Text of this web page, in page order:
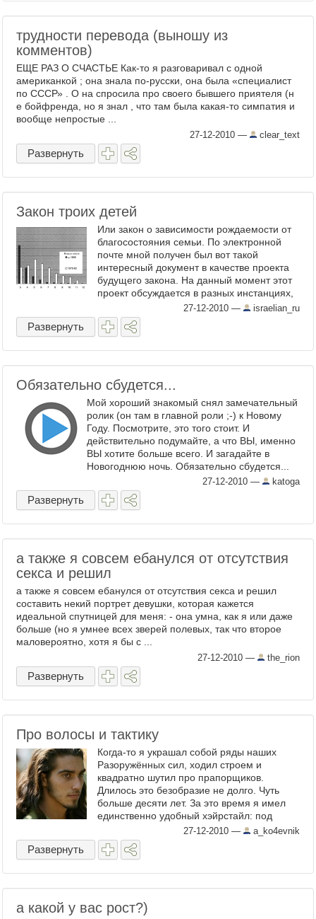
трудности перевода (выношу из
комментов)
ЕЩЕ РАЗ О СЧАСТЬЕ Как-то я разговаривал с одной
американкой ; она знала по-русски, она была «специалист
по СССР» . О на спросила про своего бывшего приятеля (н
е бойфренда, но я знал , что там была какая-то симпатия и
вообще непростые ...
27-12-2010 — clear_text
Развернуть
Закон троих детей
Или закон о зависимости рождаемости от
благосостояния семьи. По электронной
почте мной получен был вот такой
интересный документ в качестве проекта
будущего закона. На данный момент этот
проект обсуждается в разных инстанциях,
27-12-2010 — israelian_ru
Развернуть
Обязательно сбудется...
Мой хороший знакомый снял замечательный
ролик (он там в главной роли ;-) к Новому
Году. Посмотрите, это того стоит. И
действительно подумайте, а что ВЫ, именно
ВЫ хотите больше всего. И загадайте в
Новогоднюю ночь. Обязательно сбудется...
27-12-2010 — katoga
Развернуть
а также я совсем ебанулся от отсутствия
секса и решил
а также я совсем ебанулся от отсутствия секса и решил
составить некий портрет девушки, которая кажется
идеальной спутницей для меня: - она умна, как я или даже
больше (но я умнее всех зверей полевых, так что второе
маловероятно, хотя я бы с ...
27-12-2010 — the_rion
Развернуть
Про волосы и тактику
Когда-то я украшал собой ряды наших
Разоружённых сил, ходил строем и
квадратно шутил про прапорщиков.
Длилось это безобразие не долго. Чуть
больше десяти лет. За это время я имел
единственно удобный хэйрстайл: под
машинку, как можно короче. ...
27-12-2010 — a_ko4evnik
Развернуть
а какой у вас рост?)